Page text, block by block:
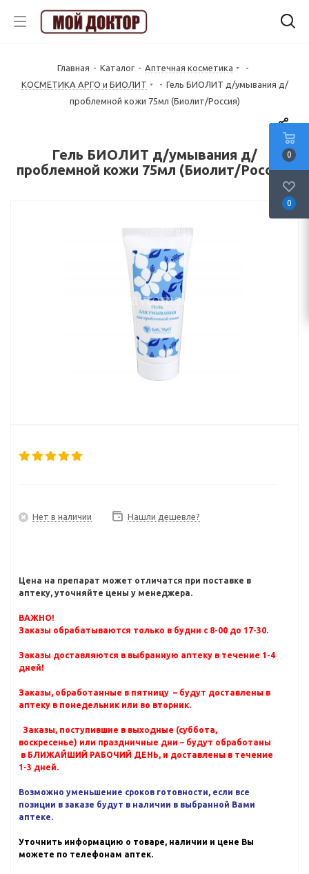
Главная - Каталог - Аптечная косметика
-
КОСМЕТИКА АРГО и БИОЛИТ
- Гель БИОЛИТ д/умывания д/
проблемной кожи 75мл (Биолит/Россия)
Гель БИОЛИТ д/умывания д/
проблемной кожи 75мл (Биолит/Россия)
Нет в наличии Нашли дешевле?
Цена на препарат может отличатся при поставке в
аптеку, уточняйте цены у менеджера.
ВАЖНО!
Заказы обрабатываются только в будни с 8-00 до 17-30.
Заказы доставляются в выбранную аптеку в течение 1-4
дней!
Заказы, обработанные в пятницу – будут доставлены в
аптеку в понедельник или во вторник.
Заказы, поступившие в выходные (суббота,
воскресенье) или праздничные дни – будут обработаны
в БЛИЖАЙШИЙ РАБОЧИЙ ДЕНЬ, и доставлены в течение
1-3 дней.
Возможно уменьшение сроков готовности, если все
позиции в заказе будут в наличии в выбранной Вами
аптеке.
Уточнить информацию о товаре, наличии и цене Вы
можете по телефонам аптек.
0
0